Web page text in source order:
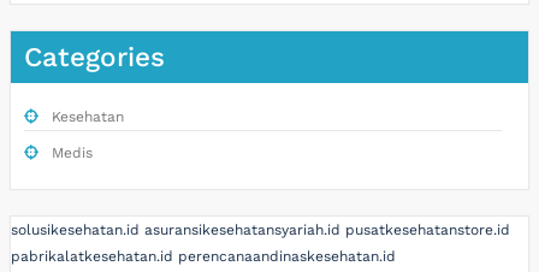
Categories
Kesehatan
Medis
solusikesehatan.id asuransikesehatansyariah.id pusatkesehatanstore.id
pabrikalatkesehatan.id perencanaandinaskesehatan.id